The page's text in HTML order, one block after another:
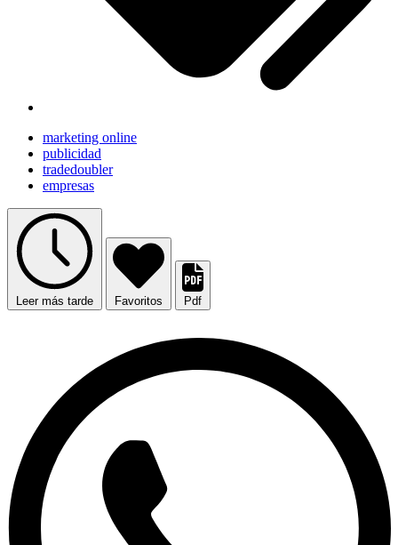
marketing online
publicidad
tradedoubler
empresas
Leer más tarde Favoritos Pdf